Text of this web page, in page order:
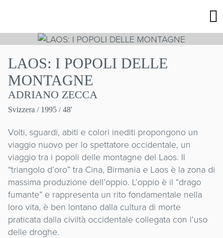
LAOS: I POPOLI DELLE
MONTAGNE
ADRIANO ZECCA
Svizzera / 1995 / 48'
Volti, sguardi, abiti e colori inediti propongono un
viaggio nuovo per lo spettatore occidentale, un
viaggio tra i popoli delle montagne del Laos. Il
“triangolo d’oro” tra Cina, Birmania e Laos è la zona di
massima produzione dell’oppio. L’oppio è il “drago
fumante” e rappresenta un rito fondamentale nella
loro vita, è ben lontano dalla cultura di morte
praticata dalla civiltà occidentale collegata con l’uso
delle droghe.